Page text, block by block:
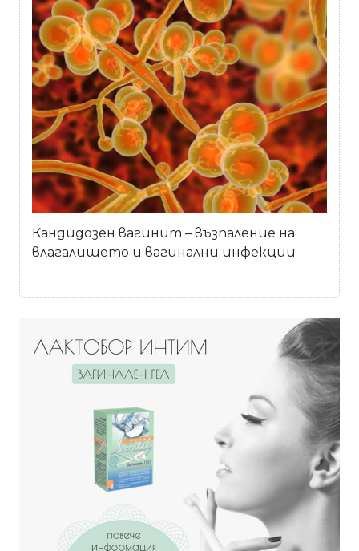
Кандидозен вагинит – възпаление на
влагалището и вагинални инфекции